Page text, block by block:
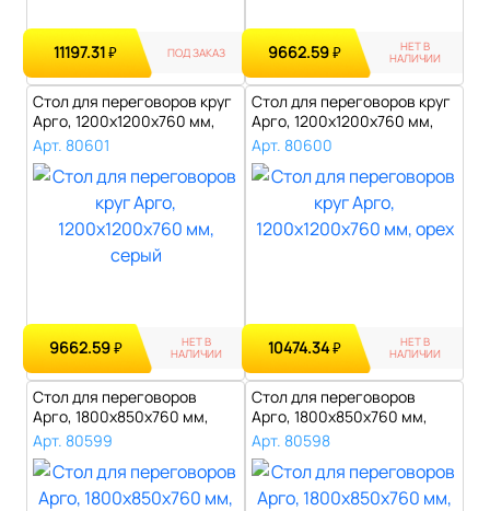
11197.31₽ ПОД ЗАКАЗ 9662.59₽ НЕТ В
НАЛИЧИИ
Стол для переговоров круг
Арго, 1200х1200х760 мм,
серый..
Арт. 80601
9662.59₽ НЕТ В
НАЛИЧИИ
Стол для переговоров круг
Арго, 1200х1200х760 мм,
орех..
Арт. 80600
10474.34₽ НЕТ В
НАЛИЧИИ
Стол для переговоров
Арго, 1800х850х760 мм,
ясень шимо..
Арт. 80599
Стол для переговоров
Арго, 1800х850х760 мм,
серый..
Арт. 80598